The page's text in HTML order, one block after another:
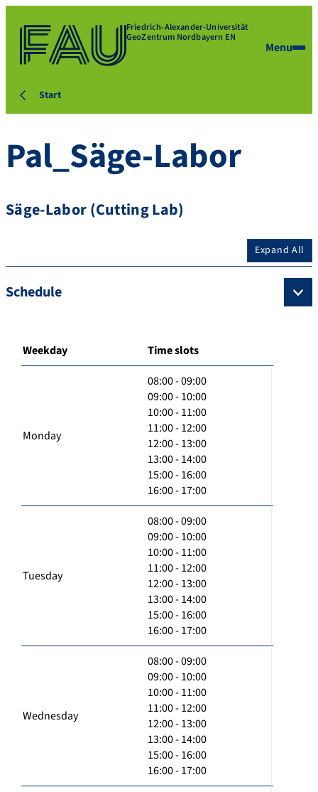
Friedrich-Alexander-Universität
GeoZentrum Nordbayern EN
Menu
Start
Pal_Säge-Labor
Säge-Labor (Cutting Lab)
Expand All
Schedule
Weekday Time slots
Monday
08:00 - 09:00
09:00 - 10:00
10:00 - 11:00
11:00 - 12:00
12:00 - 13:00
13:00 - 14:00
15:00 - 16:00
16:00 - 17:00
Tuesday
08:00 - 09:00
09:00 - 10:00
10:00 - 11:00
11:00 - 12:00
12:00 - 13:00
13:00 - 14:00
15:00 - 16:00
16:00 - 17:00
Wednesday
08:00 - 09:00
09:00 - 10:00
10:00 - 11:00
11:00 - 12:00
12:00 - 13:00
13:00 - 14:00
15:00 - 16:00
16:00 - 17:00